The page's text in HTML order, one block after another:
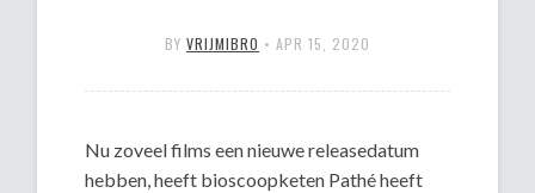
BY VRIJMIBRO • APR 15, 2020
Nu zoveel films een nieuwe releasedatum
hebben, heeft bioscoopketen Pathé heeft